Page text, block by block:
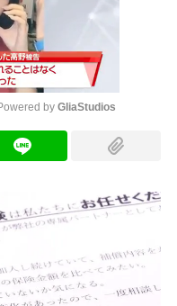
by GliaStudios